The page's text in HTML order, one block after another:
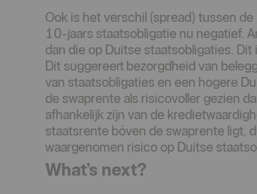
Ook is het verschil (spread) tussen
10-jaars staatsobligatie nu negatief.
dan die op Duitse staatsobligaties.
Dit suggereert bezorgdheid van
van staatsobligaties en een hogere
de swaprente als risicovoller gezien
afhankelijk zijn van de
staatsrente bóven de swaprente ligt,
waargenomen risico op Duitse
What’s next?